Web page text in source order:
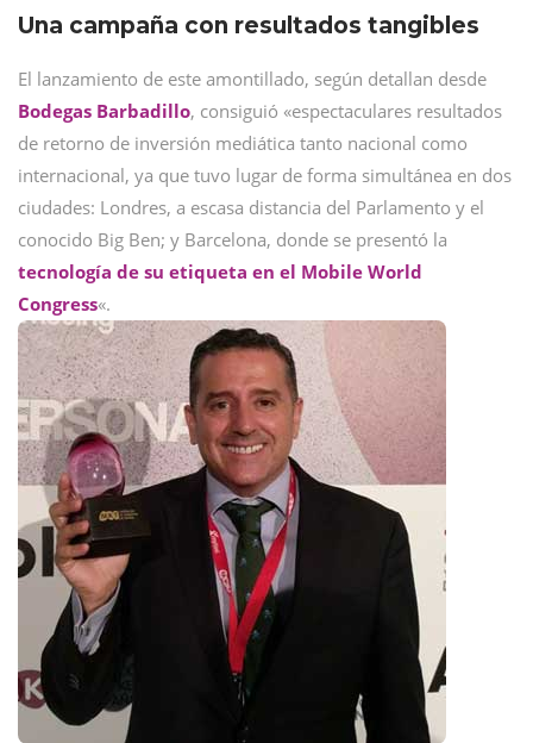
Una campaña con resultados tangibles
El lanzamiento de este amontillado, según detallan desde
Bodegas Barbadillo, consiguió «espectaculares resultados
de retorno de inversión mediática tanto nacional como
internacional, ya que tuvo lugar de forma simultánea en dos
ciudades: Londres, a escasa distancia del Parlamento y el
conocido Big Ben; y Barcelona, donde se presentó la
tecnología de su etiqueta en el Mobile World
Congress«.